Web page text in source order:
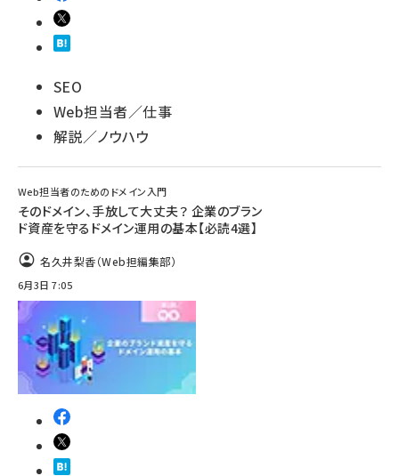
SEO
Web担当者／仕事
解説／ノウハウ
Web担当者のためのドメイン入門
そのドメイン、手放して大丈夫？ 企業のブラン
ド資産を守るドメイン運用の基本【必読4選】
名久井梨香（Web担編集部）
6月3日 7:05